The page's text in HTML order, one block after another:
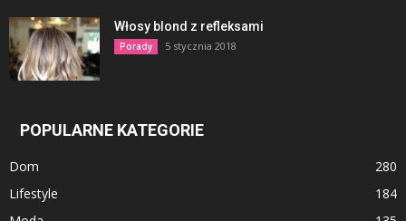
Włosy blond z refleksami
Porady 5 stycznia 2018
POPULARNE KATEGORIE
Dom
280
Lifestyle
184